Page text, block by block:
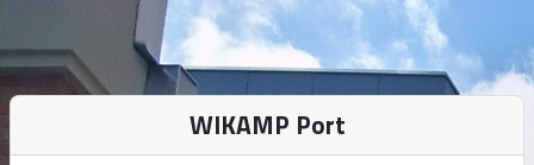
Przejdź do głównej zawartości
WIKAMP Port